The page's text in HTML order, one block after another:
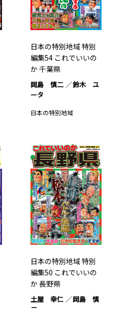
日本の特別地域 特別
編集54 これでいいの
か 千葉県
岡島 慎二
鈴木 ユ
ータ
日本の特別地域
日本の特別地域 特別
編集50 これでいいの
か 長野県
土屋 幸仁
岡島 慎